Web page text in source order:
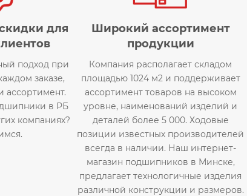
для
подход при
заказе,
ассортимент.
в РБ
компаниях?
Широкий ассортимент
продукции
Компания располагает складом
площадью 1024 м2 и поддерживает
ассортимент товаров на высоком
уровне, наименований изделий и
деталей более 5 000. Ходовые
позиции известных производителей
всегда в наличии. Наш интернет-
магазин подшипников в Минске,
предлагает технологичные изделия
различной конструкции и размеров.